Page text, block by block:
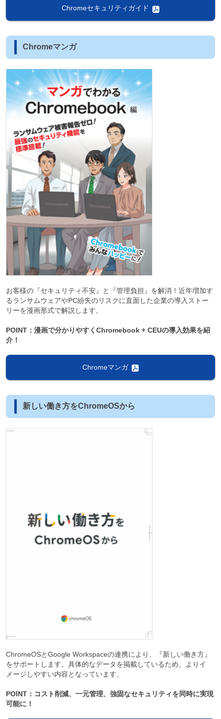
Chromeセキュリティガイド
Chromeマンガ
お客様の『セキュリティ不安』と『管理負担』を解消！近年増加す
るランサムウェアやPC紛失のリスクに直面した企業の導入ストー
リーを漫画形式で解説します。
POINT：漫画で分かりやすくChromebook + CEUの導入効果を紹
介！
Chromeマンガ
新しい働き方をChromeOSから
ChromeOSとGoogle Workspaceの連携により、『新しい働き方』
をサポートします。具体的なデータを掲載しているため、よりイ
メージしやすい内容となっています。
POINT：コスト削減、一元管理、強固なセキュリティを同時に実現
可能に！